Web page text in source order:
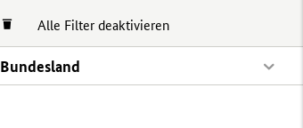
Alle Filter deaktivieren
Bundesland